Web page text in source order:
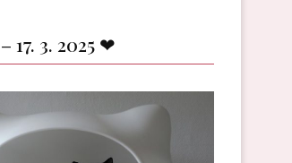
17. 3. 2025 ❤